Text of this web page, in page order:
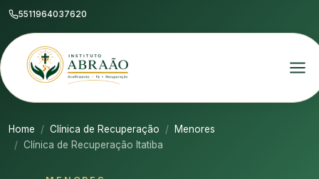
5511964037620
Home Clínica de Recuperação
Menores
Clínica de Recuperação Itatiba